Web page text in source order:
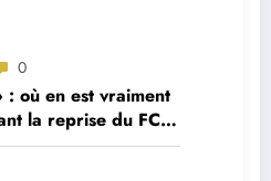
0
: où en est vraiment
la reprise du FC